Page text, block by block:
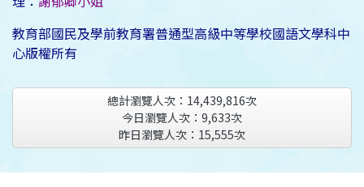
教育部國民及學前教育署普通型高級中等學校國語文學科中
心版權所有
總計瀏覽人次： 14,439,816次
今日瀏覽人次： 9,633次
昨日瀏覽人次： 15,555次